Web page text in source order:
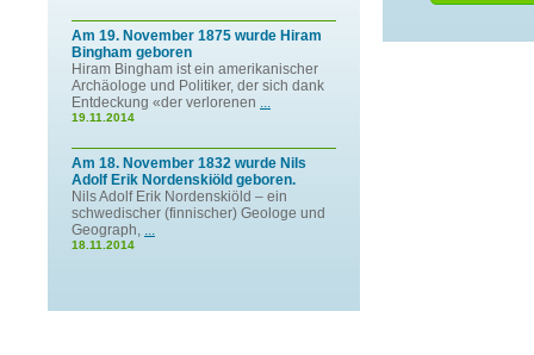
Am 19. November 1875 wurde Hiram
Bingham geboren
Hiram Bingham ist ein amerikanischer
Archäologe und Politiker, der sich dank
Entdeckung «der verlorenen ...
19.11.2014
Am 18. November 1832 wurde Nils
Adolf Erik Nordenskiöld geboren.
Nils Adolf Erik Nordenskiöld – ein
schwedischer (finnischer) Geologe und
Geograph, ...
18.11.2014